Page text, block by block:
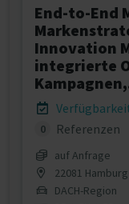
End-to-End
Innovation
integrierte
0 Referenzen
auf Anfrage
22081 Hamburg
DACH-Region